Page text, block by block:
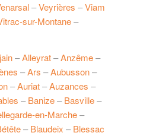
–Veyrières –Viam
sur-Montane–
–Alleyrat–Anzême–
–Ars –Aubusson–
–Auriat–Auzances –
–Banize–Basville–
en-Marche–
–Blaudeix –Blessac